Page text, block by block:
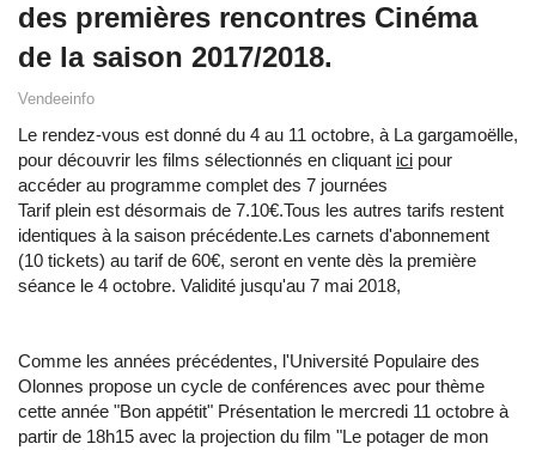
des premières rencontres Cinéma
de la saison 2017/2018.
Vendeeinfo
Le rendez-vous est donné du 4 au 11 octobre, à La gargamoëlle,
pour découvrir les films sélectionnés en cliquant ici pour
accéder au programme complet des 7 journées
Tarif plein est désormais de 7.10€.Tous les autres tarifs restent
identiques à la saison précédente.Les carnets d'abonnement
(10 tickets) au tarif de 60€, seront en vente dès la première
séance le 4 octobre. Validité jusqu'au 7 mai 2018,
Comme les années précédentes, l'Université Populaire des
Olonnes propose un cycle de conférences avec pour thème
cette année "Bon appétit" Présentation le mercredi 11 octobre à
partir de 18h15 avec la projection du film "Le potager de mon